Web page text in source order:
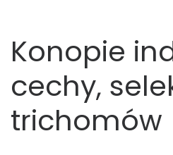
Konopie
cechy,
trichomów